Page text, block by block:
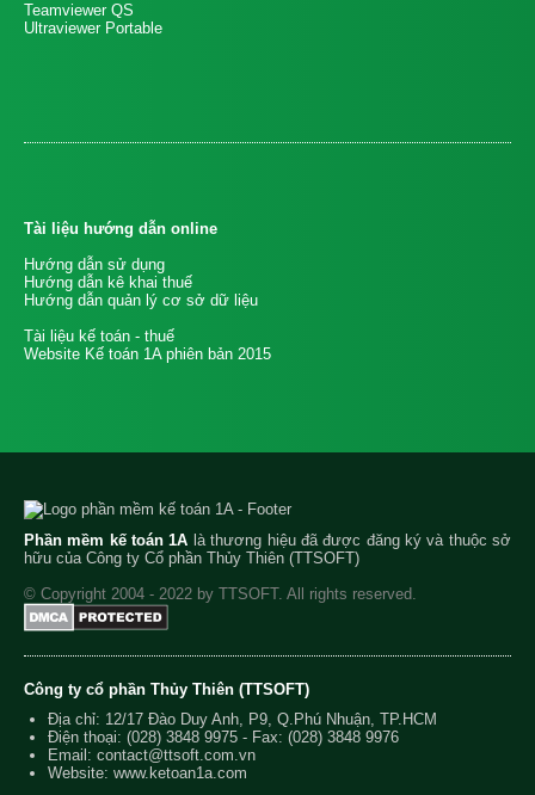
Teamviewer QS
Ultraviewer Portable
Tài liệu hướng dẫn online
Hướng dẫn sử dụng
Hướng dẫn kê khai thuế
Hướng dẫn quản lý cơ sở dữ liệu
Tài liệu kế toán - thuế
Website Kế toán 1A phiên bản 2015
Phần mềm kế toán 1A là thương hiệu đã được đăng ký và thuộc sở
hữu của Công ty Cổ phần Thủy Thiên (TTSOFT)
© Copyright 2004 - 2022 by TTSOFT. All rights reserved.
Công ty cổ phần Thủy Thiên (TTSOFT)
Địa chỉ: 12/17 Đào Duy Anh, P9, Q.Phú Nhuận, TP.HCM
Điện thoại: (028) 3848 9975 - Fax: (028) 3848 9976
Email: contact@ttsoft.com.vn
Website: www.ketoan1a.com